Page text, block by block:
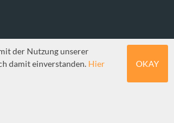
der Nutzung unserer
damit einverstanden. Hier
OKAY